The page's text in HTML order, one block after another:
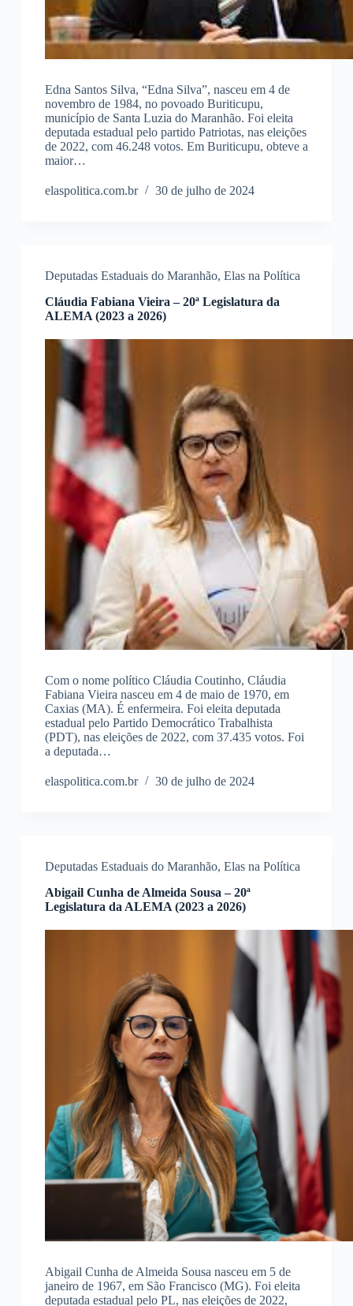
Edna Santos Silva, “Edna Silva”, nasceu em 4 de
novembro de 1984, no povoado Buriticupu,
município de Santa Luzia do Maranhão. Foi eleita
deputada estadual pelo partido Patriotas, nas eleições
de 2022, com 46.248 votos. Em Buriticupu, obteve a
maior…
elaspolitica.com.br 30 de julho de 2024
Deputadas Estaduais do Maranhão, Elas na Política
Cláudia Fabiana Vieira – 20ª Legislatura da
ALEMA (2023 a 2026)
Com o nome político Cláudia Coutinho, Cláudia
Fabiana Vieira nasceu em 4 de maio de 1970, em
Caxias (MA). É enfermeira. Foi eleita deputada
estadual pelo Partido Democrático Trabalhista
(PDT), nas eleições de 2022, com 37.435 votos. Foi
a deputada…
elaspolitica.com.br 30 de julho de 2024
Deputadas Estaduais do Maranhão, Elas na Política
Abigail Cunha de Almeida Sousa – 20ª
Legislatura da ALEMA (2023 a 2026)
Abigail Cunha de Almeida Sousa nasceu em 5 de
janeiro de 1967, em São Francisco (MG). Foi eleita
deputada estadual pelo PL, nas eleições de 2022,